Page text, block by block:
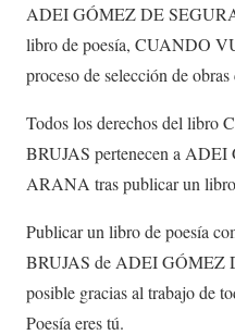
ADEI GÓMEZ DE
libro de poesía, CUANDO
proceso de selección de
Todos los derechos del
BRUJAS pertenecen a
ARANA tras publicar un
Publicar un libro de poesía
BRUJAS de ADEI
posible gracias al trabajo de
Poesía eres tú.